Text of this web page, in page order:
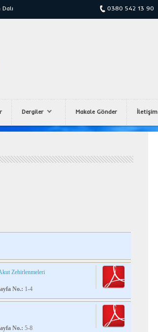
0380 542 13 90
Dergiler Makale Gönder İletişim
Zehirlenmeleri
No.: 1-4
No.: 5-8